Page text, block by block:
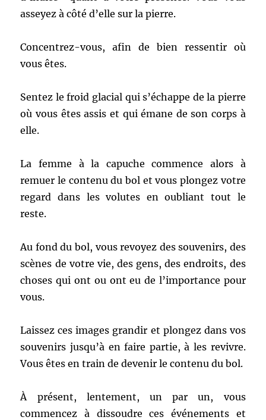
asseyez à côté d’elle sur la pierre.
Concentrez-vous, afin de bien ressentir où
vous êtes.
Sentez le froid glacial qui s’échappe de la pierre
où vous êtes assis et qui émane de son corps à
elle.
La femme à la capuche commence alors à
remuer le contenu du bol et vous plongez votre
regard dans les volutes en oubliant tout le
reste.
Au fond du bol, vous revoyez des souvenirs, des
scènes de votre vie, des gens, des endroits, des
choses qui ont ou ont eu de l’importance pour
vous.
Laissez ces images grandir et plongez dans vos
souvenirs jusqu’à en faire partie, à les revivre.
Vous êtes en train de devenir le contenu du bol.
À présent, lentement, un par un, vous
commencez à dissoudre ces événements et